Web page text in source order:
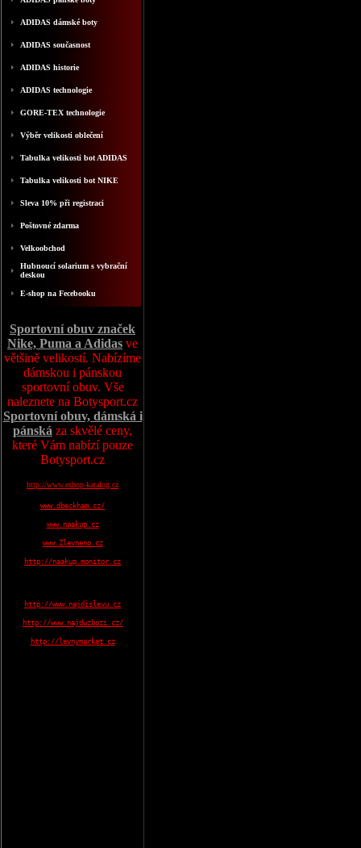
ADIDAS dámské boty
ADIDAS současnost
ADIDAS historie
ADIDAS technologie
GORE-TEX technologie
Výběr velikosti oblečení
Tabulka velikosti bot ADIDAS
Tabulka velikosti bot NIKE
Sleva 10% při registraci
Poštovné zdarma
Velkoobchod
Hubnoucí solarium s vybrační
deskou
E-shop na Fecebooku
Sportovní obuv značek
Nike, Puma a Adidas ve
většině velikostí. Nabízíme
dámskou i pánskou
sportovní obuv. Vše
naleznete na Botysport.cz
Sportovní obuv, dámská i
pánská za skvělé ceny,
které Vám nabízí pouze
Botysport.cz
http://www.eshop-katalog.cz
www.dbeckham.cz/
www.naakup.cz
www.Zlevneno.cz
http://naakup.monitor.cz
http://www.najdislevu.cz
http://www.najduzbozi.cz/
http://levnymarket.cz